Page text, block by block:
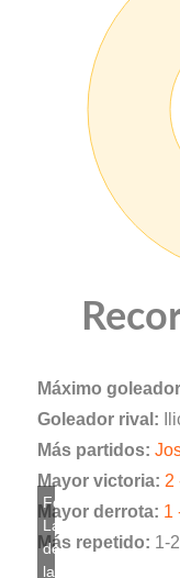
Máximo
Goleador rival:
Más partidos:
Mayor victoria: 2
Mayor derrota: 1
Más repetido: 1-